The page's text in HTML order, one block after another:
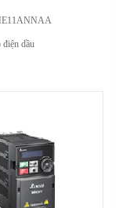
dầu